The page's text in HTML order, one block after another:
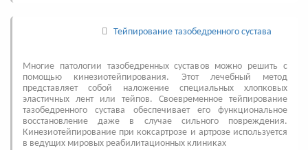
Тейпирование тазобедренного сустава
Многие патологии тазобедренных суставов можно решить с
помощью кинезиотейпирования. Этот лечебный метод
представляет собой наложение специальных хлопковых
эластичных лент или тейпов. Своевременное тейпирование
тазобедренного сустава обеспечивает его функциональное
восстановление даже в случае сильного повреждения.
Кинезиотейпирование при коксартрозе и артрозе используется
в ведущих мировых реабилитационных клиниках